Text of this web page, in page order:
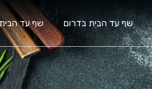
שף עד הבית בדרום שף עד הבית